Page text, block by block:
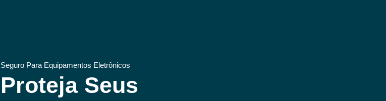
Seguro Para Equipamentos Eletrônicos
Proteja Seus